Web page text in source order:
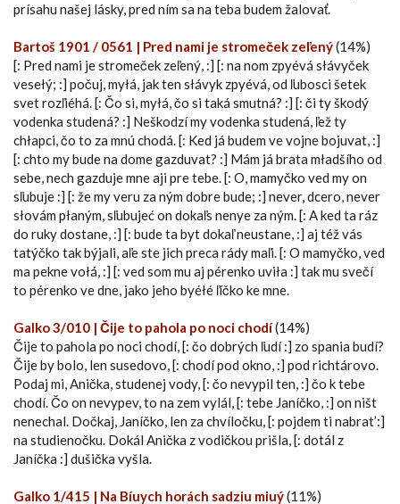
prísahu našej lásky, pred ním sa na teba budem žalovať.
Bartoš 1901 / 0561 | Pred nami je stromeček zeľený(14%)
[: Pred nami je stromeček zeľený, :] [: na nom zpyévá słávyček
vesełý; :] počuj, myłá, jak ten słávyk zpyévá, od ľubosci šetek
svet rozľiéhá. [: Čo si, myłá, čo si taká smutná? :] [: či ty škodý
vodenka studená? :] Neškodzí my vodenka studená, ľež ty
chłapci, čo to za mnú chodá. [: Ked já budem ve vojne bojuvat, :]
[: chto my bude na dome gazduvat? :] Mám já brata mładšího od
sebe, nech gazduje mne aji pre tebe. [: O, mamyčko ved my on
sľubuje :] [: že my veru za ným dobre bude; :] never, dcero, never
słovám płaným, sľubujeć on dokaľs nenye za ným. [: A ked ta ráz
do ruky dostane, :] [: bude ta byt dokaľ neustane, :] aj též vás
tatýčko tak býjali, aľe ste jich preca rády maľi. [: O mamyčko, ved
ma pekne vołá, :] [: ved som mu aj pérenko uviła :] tak mu svečí
to pérenko ve dne, jako jeho byéłé ľíčko ke mne.
Galko 3/010 | Čije to pahola po noci chodí(14%)
Čije to pahola po noci chodí, [: čo dobrých ľudí :] zo spania budí?
Čije by bolo, len susedovo, [: chodí pod okno, :] pod richtárovo.
Podaj mi, Anička, studenej vody, [: čo nevypil ten, :] čo k tebe
chodí. Čo on nevypev, to na zem vylál, [: tebe Janíčko, :] on ništ
nenechal. Dočkaj, Janíčko, len za chvíločku, [: pojdem ti nabrat’:]
na studienočku. Dokál Anička z vodičkou prišla, [: dotál z
Janíčka :] dušička vyšla.
Galko 1/415 | Na Bíuych horách sadziu miuý(11%)